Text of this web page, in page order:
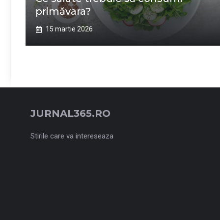
primăvara?
15 martie 2026
JURNAL365.RO
Stirile care va intereseaza